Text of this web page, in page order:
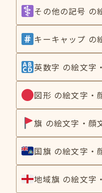
その他の記号 の
キーキャップ の
英数字 の絵文字
図形 の絵文字・
旗 の絵文字・顔
国旗 の絵文字・
地域旗 の絵文字